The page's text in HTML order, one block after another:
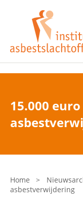
Heeft u
Heeft u
Bent u arts?
Asbest en
Laatste
Onze
15.000
Home >
asbestverwijdering